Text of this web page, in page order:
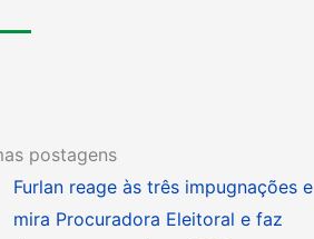
postagens
Furlan reage às três impugnações e
mira Procuradora Eleitoral e faz